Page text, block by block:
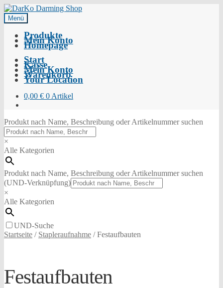
Menü
Produkte
Mein Konto
Homepage
Start
Kasse
Mein Konto
Warenkorb
Your Location
0,00 € 0 Artikel
Produkt nach Name, Beschreibung oder Artikelnummer suchen
×
Alle Kategorien
Produkt nach Name, Beschreibung oder Artikelnummer suchen
(UND-Verknüpfung)
×
Alle Kategorien
UND-Suche
Startseite / Stapleraufnahme /Festaufbauten
Festaufbauten